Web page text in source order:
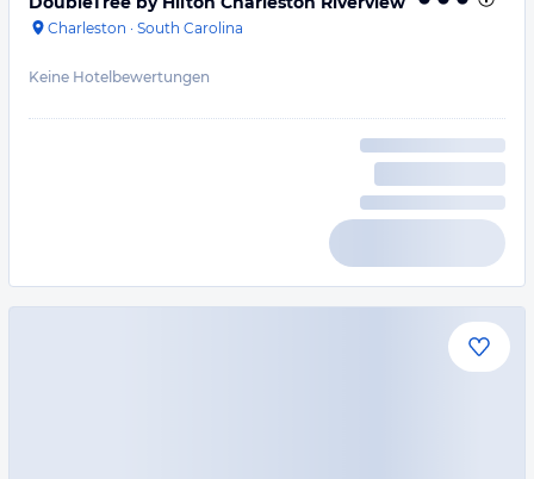
Charleston · South Carolina
Keine Hotelbewertungen